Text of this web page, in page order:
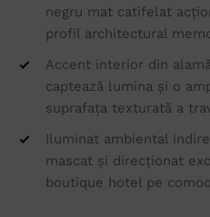
negru mat catifelat
profil architectural
Accent interior din
captează lumina și o
suprafața texturată a
Iluminat ambiental
mascat și direcționat
boutique hotel pe